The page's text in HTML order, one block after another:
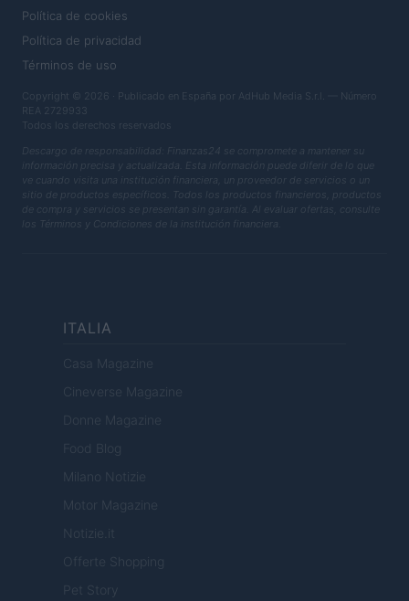
Política de cookies
Política de privacidad
Términos de uso
Copyright © 2026 · Publicado en España por AdHub Media S.r.l. — Número
REA 2729933
Todos los derechos reservados
Descargo de responsabilidad: Finanzas24 se compromete a mantener su
información precisa y actualizada. Esta información puede diferir de lo que
ve cuando visita una institución financiera, un proveedor de servicios o un
sitio de productos específicos. Todos los productos financieros, productos
de compra y servicios se presentan sin garantía. Al evaluar ofertas, consulte
los Términos y Condiciones de la institución financiera.
ITALIA
Casa Magazine
Cineverse Magazine
Donne Magazine
Food Blog
Milano Notizie
Motor Magazine
Notizie.it
Offerte Shopping
Pet Story